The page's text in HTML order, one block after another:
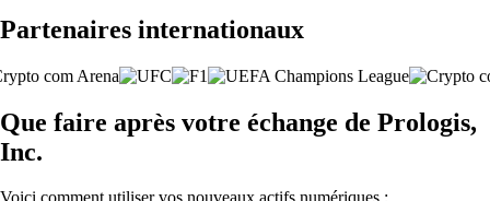
Partenaires internationaux
Que faire après votre échange de Prologis,
Inc.